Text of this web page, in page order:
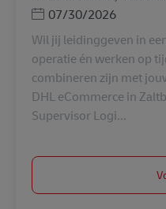
Posted Date
07/30/2026
Wil jij leidinggeven in
operatie én werken op
combineren zijn met
DHL eCommerce in
Supervisor Logi...